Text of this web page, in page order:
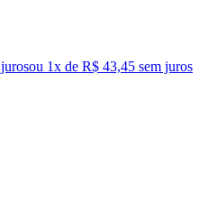
ou 1x de R$ 43,45 sem juros